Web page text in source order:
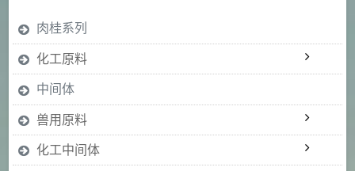
肉桂系列
化工原料
中间体
兽用原料
化工中间体